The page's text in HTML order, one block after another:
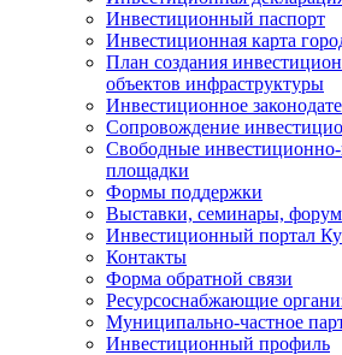
Инвестиционный паспорт
Инвестиционная карта
План создания
объектов инфраструктуры
Инвестиционное
Сопровождение
Свободные
площадки
Формы поддержки
Выставки, семинары,
Инвестиционный портал
Контакты
Форма обратной связи
Ресурсоснабжающие
Муниципально-частное
Инвестиционный профиль